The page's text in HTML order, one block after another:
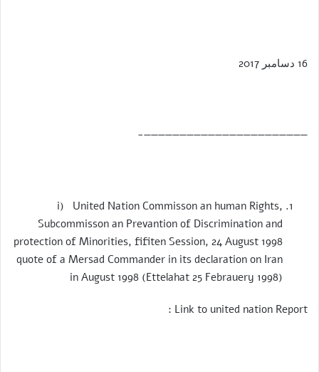
16 دسامبر 2017
———————————————————————-
i) United Nation Commisson an human Rights,
Subcommisson an Prevantion of Discrimination and
protection of Minorities, fifiten Session, 24 August 1998
quote of a Mersad Commander in its declaration on Iran
in August 1998 (Ettelahat 25 Febrauery 1998)
Link to united nation Report :